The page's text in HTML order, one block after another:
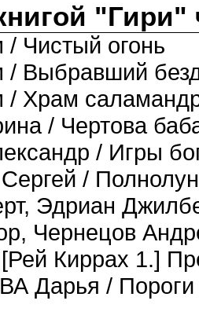
"Гири"
Чистый огонь
/ Выбравший
/ Храм
/ Чертова
/ Игры
/
Эдриан
Чернецов
Киррах 1.]
Дарья / Пороги